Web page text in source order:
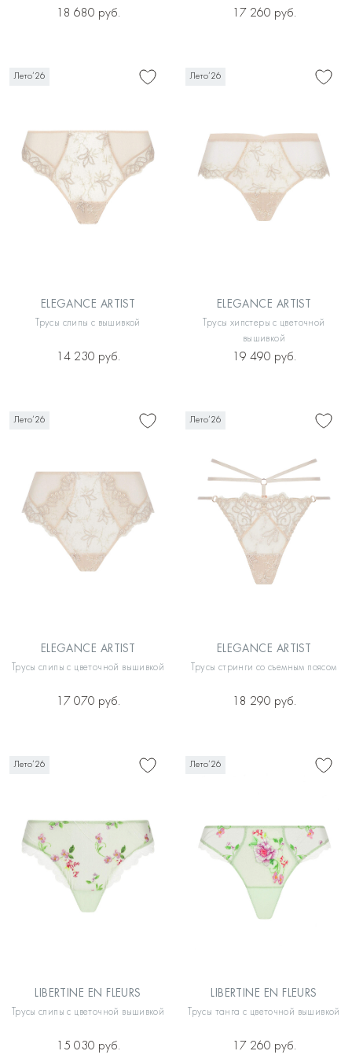
18 680 руб. 17 260 руб.
Лето’26
ELEGANCE ARTIST
Трусы слипы с вышивкой
14 230 руб.
Лето’26
ELEGANCE ARTIST
Трусы хипстеры с цветочной
вышивкой
19 490 руб.
Лето’26
ELEGANCE ARTIST
Трусы слипы с цветочной вышивкой
17 070 руб.
Лето’26
ELEGANCE ARTIST
Трусы стринги со съемным поясом
18 290 руб.
Лето’26
LIBERTINE EN FLEURS
Трусы слипы с цветочной вышивкой
15 030 руб.
Лето’26
LIBERTINE EN FLEURS
Трусы танга с цветочной вышивкой
17 260 руб.